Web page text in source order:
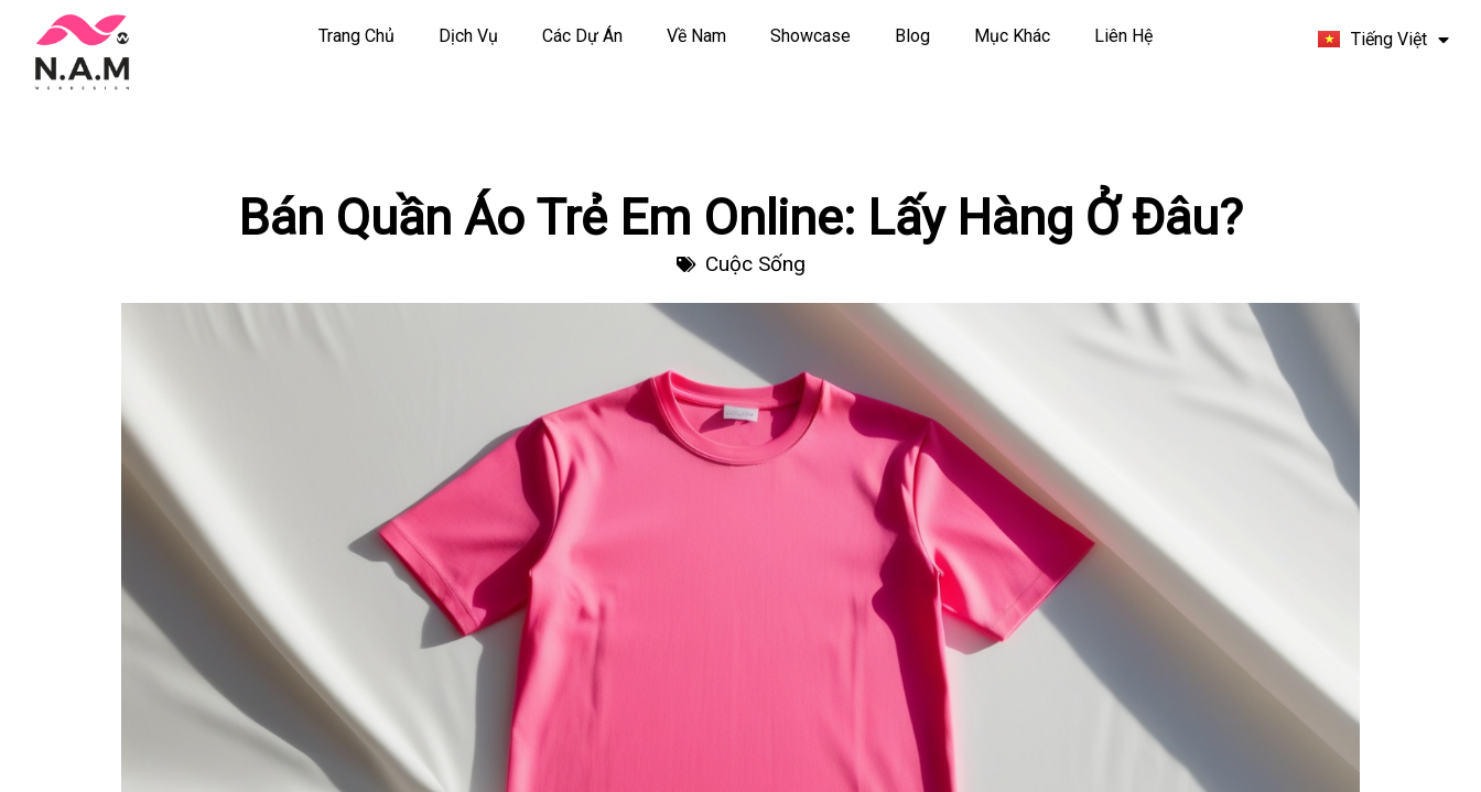
Chuyển
tới
Trang Chủ Dịch Vụ Các Dự Án Về Nam Showcase Blog Mục Khác Liên Hệ Tiếng Việt
Français
Bán Quần Áo Trẻ Em Online: Lấy Hàng Ở Đâu?
Cuộc Sống